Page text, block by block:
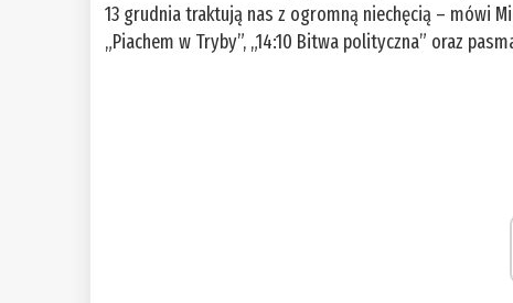
13 grudnia traktują nas z ogromną niechęcią – mówi
„Piachem w Tryby”, „14:10 Bitwa polityczna” oraz